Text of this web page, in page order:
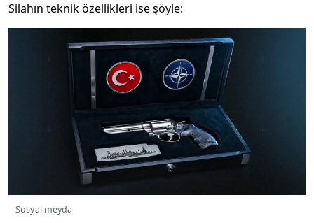
Silahın teknik özellikleri ise şöyle:
Sosyal meyda